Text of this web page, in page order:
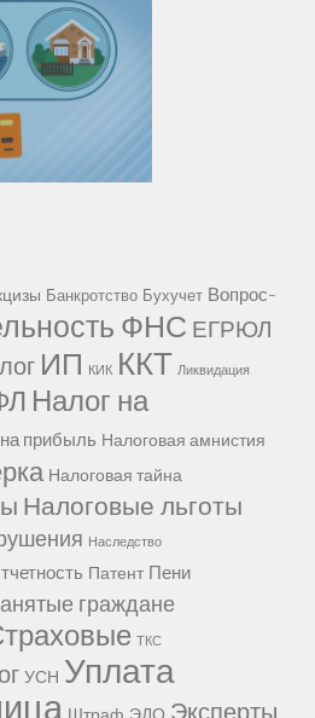
Банкротство Бухучет Вопрос-
ФНС ЕГРЮЛ
ИП КИК ККТ Ликвидация
Налог на
прибыль Налоговая амнистия
Налоговая тайна
Налоговые льготы
Наследство
Патент Пени
граждане
ТКС
УСН Уплата